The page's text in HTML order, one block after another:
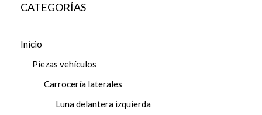
CATEGORÍAS
Inicio
Piezas vehículos
Carrocería laterales
Luna delantera izquierda